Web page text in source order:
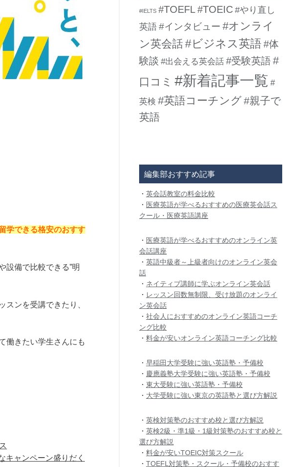
学できる格安のおすす
設備で比較できる”明
ンを受講できたり、
働きたい学生さんにも
キャンペーン盛りだく
#IELTS #TOEFL#TOEIC #やり直し
英語 #インタビュー #オンライ
ン英会話 #ビジネス英語#体
験談 #出会える英会話 #受験英語#
口コミ #新着記事一覧 #
英検 #英語コーチング#親子で
英語
編集部おすすめ記事
・ 英会話教室の料金比較
・ 医療英語が学べるおすすめの医療英会話ス
クール・医療英語講座
・ 医療英語が学べるおすすめのオンライン英
会話講座
・ 英語中級者～上級者向けのオンライン英会
話
・ ネイティブ講師に学ぶオンライン英会話
・ レッスン回数無制限、受け放題のオンライ
ン英会話
・ 社会人におすすめのオンライン英語コーチ
ング比較
・ 料金が安いオンライン英語コーチング比較
・ 早稲田大学受験に強い英語塾・予備校
・ 慶應義塾大学受験に強い英語塾・予備校
・ 東大受験に強い英語塾・予備校
・ 大学受験に強い東京の英語塾と選び方解説
・ 英検対策塾のおすすめ校と選び方解説
・ 英検2級・準1級・1級対策塾のおすすめ校と
選び方解説
・ 料金が安いTOEIC対策スクール
・ TOEFL対策塾・スクール・予備校のおすす